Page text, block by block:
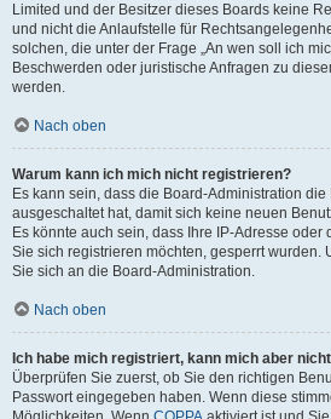
Limited und der Besitzer dieses Boards keine
und nicht die Anlaufstelle für
solchen, die unter der Frage „An wen soll ich
Beschwerden oder juristische Anfragen zu
werden.
Nach oben
Warum kann ich mich nicht registrieren?
Es kann sein, dass die Board-Administration
ausgeschaltet hat, damit sich keine neuen
Es könnte auch sein, dass Ihre IP-Adresse oder
Sie sich registrieren möchten, gesperrt wurden.
Sie sich an die Board-Administration.
Nach oben
Ich habe mich registriert, kann mich aber
Überprüfen Sie zuerst, ob Sie den richtigen
Passwort eingegeben haben. Wenn diese